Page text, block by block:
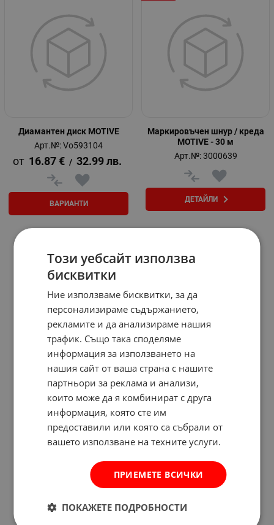
Диамантен диск MOTIVE
Арт.№: Vo593104
16.87 € / 32.99 лв.
ВАРИАНТИ
Маркировъчен шнур / креда
MOTIVE - 30 м
Арт.№: 3000639
ДЕТАЙЛИ
Този уебсайт използва
бисквитки
Ние използваме бисквитки, за да
персонализираме съдържанието,
рекламите и да анализираме нашия
трафик. Също така споделяме
информация за използването на
нашия сайт от ваша страна с нашите
партньори за реклама и анализи,
които може да я комбинират с друга
информация, която сте им
предоставили или която са събрали от
вашето използване на техните услуги.
ПРИЕМЕТЕ ВСИЧКИ
ПОКАЖЕТЕ ПОДРОБНОСТИ